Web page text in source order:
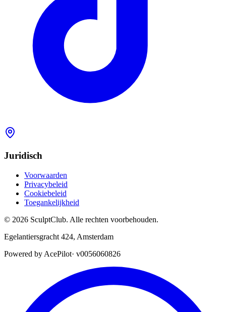
Juridisch
Voorwaarden
Privacybeleid
Cookiebeleid
Toegankelijkheid
© 2026 SculptClub. Alle rechten voorbehouden.
Egelantiersgracht 424, Amsterdam
Powered by AcePilot· v0056060826